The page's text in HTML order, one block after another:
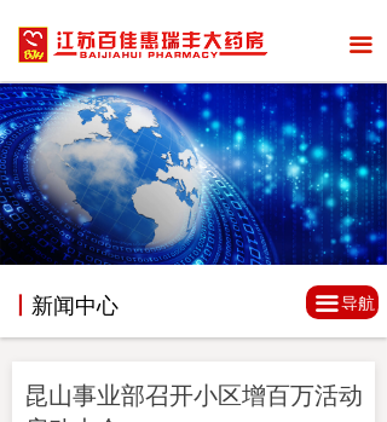
끀
新闻中心 끀导航
昆山事业部召开小区增百万活动